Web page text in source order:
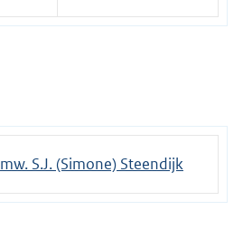
mw. S.J. (Simone) Steendijk